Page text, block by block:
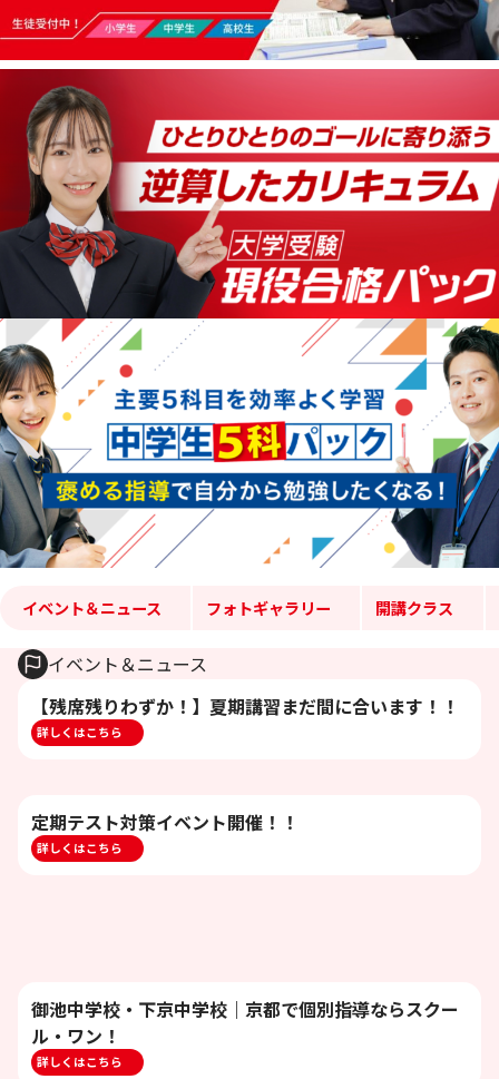
イベント＆ニュース フォトギャラリー 開講クラス
イベント＆ニュース
【残席残りわずか！】夏期講習まだ間に合います！！
詳しくはこちら
定期テスト対策イベント開催！！
詳しくはこちら
御池中学校・下京中学校｜京都で個別指導ならスクー
ル・ワン！
詳しくはこちら